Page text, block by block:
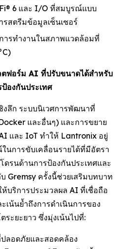
6 และ I/O ที่สมบูรณ์แบบ
รสตรีมข้อมูลเซ็นเซอร์
ารทำงานในสภาพแวดล้อมที่
ฟอร์ม AI ที่ปรับขนาดได้สำหรับ
องกันประเทศ
งลึก ระบบนิเวศการพัฒนาที่
และอื่นๆ) และการขยาย
และ IoT ทำให้ Lantronix อยู่
นการขับเคลื่อนรายได้ที่มีอัตรา
ดรนด้านการป้องกันประเทศและ
Gremsy ครั้งนี้ช่วยเสริมบทบาท
บริการประมวลผล AI ที่เชื่อถือ
เน้นย้ำถึงการดำเนินการของ
ะยะยาว ซึ่งมุ่งเน้นไปที่:
ลอดภัยและสอดคล้อง